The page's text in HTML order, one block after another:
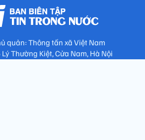
quản: Thông tấn xã Việt Nam
Thường Kiệt, Cửa Nam, Hà Nội